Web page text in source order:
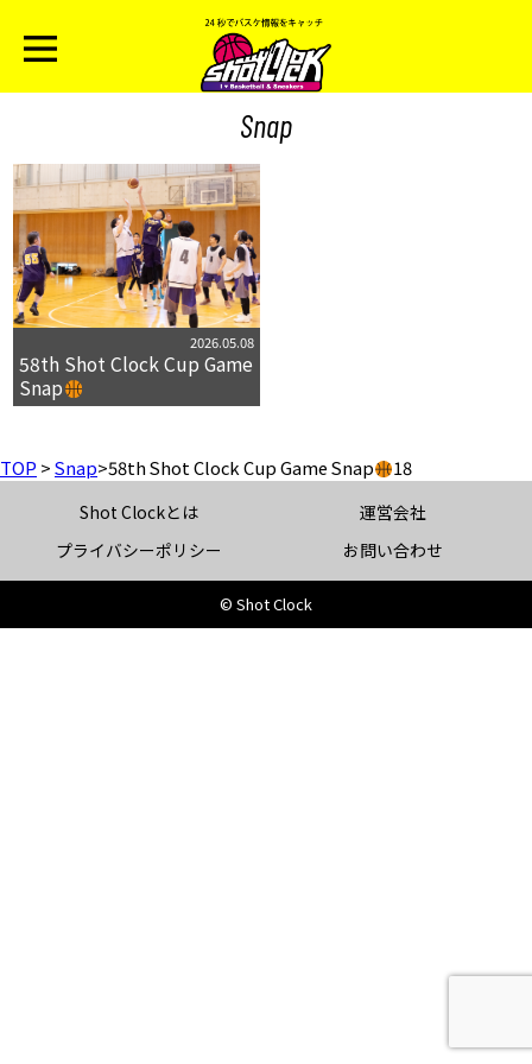
Snap
2026.05.08
58th Shot Clock Cup Game
Snap
TOP >Snap>58th Shot Clock Cup Game Snap 18
Shot Clockとは
運営会社
プライバシーポリシー
お問い合わせ
© Shot Clock